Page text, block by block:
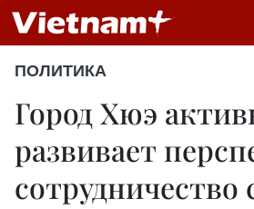
ПОЛИТИКА
Город Хюэ
развивает
сотрудничество